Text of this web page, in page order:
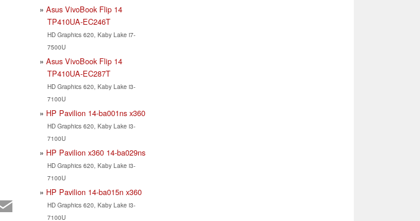
Asus VivoBook Flip 14
TP410UA-EC246T
HD Graphics 620, Kaby Lake i7-
7500U
Asus VivoBook Flip 14
TP410UA-EC287T
HD Graphics 620, Kaby Lake i3-
7100U
HP Pavilion 14-ba001ns x360
HD Graphics 620, Kaby Lake i3-
7100U
HP Pavilion x360 14-ba029ns
HD Graphics 620, Kaby Lake i3-
7100U
HP Pavilion 14-ba015n x360
HD Graphics 620, Kaby Lake i3-
7100U